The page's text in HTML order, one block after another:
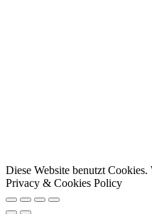
Go
to
Top
Diese Website benutzt
Privacy & Cookies Policy